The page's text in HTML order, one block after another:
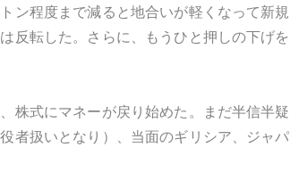
ン程度まで減ると地合いが軽くなって新
反転した。さらに、もうひと押しの下げ
株式にマネーが戻り始めた。まだ半信半
者扱いとなり）、当面のギリシア、ジャ